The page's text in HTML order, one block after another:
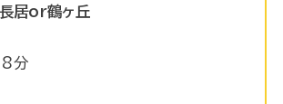
居or鶴ヶ丘
分